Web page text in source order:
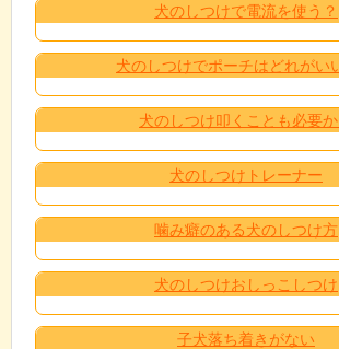
犬のしつけで電流を使う？
犬のしつけでポーチはどれがい
犬のしつけ叩くことも必要か
犬のしつけトレーナー
噛み癖のある犬のしつけ方
犬のしつけおしっこしつけ
子犬落ち着きがない